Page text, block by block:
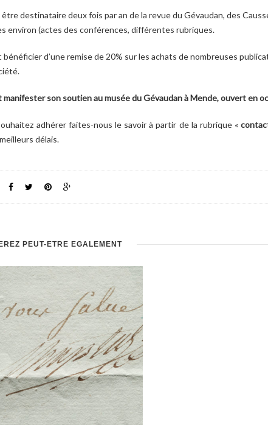
être destinataire deux fois par an de la revue du Gévaudan, des
environ (actes des conférences, différentes rubriques.
bénéficier d’une remise de 20% sur les achats de nombreuses
manifester son soutien au musée du Gévaudan à Mende, ouvert en
adhérer faites-nous le savoir à partir de la rubrique «
délais.
PEUT-ÊTRE ÉGALEMENT